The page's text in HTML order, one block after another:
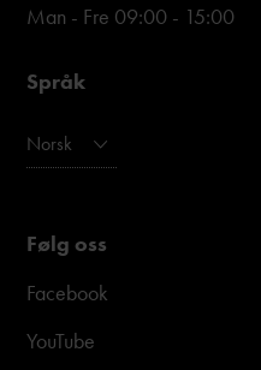
Man - Fre 09:00 - 15:00
Språk
Norsk
Følg oss
Facebook
YouTube